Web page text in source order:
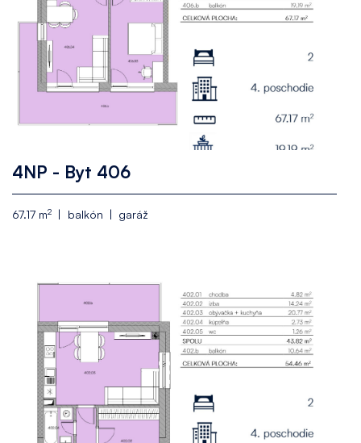
4NP - Byt 406
67.17 m2 balkón garáž